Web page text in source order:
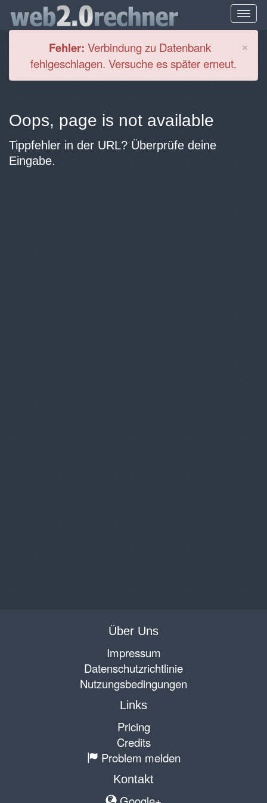
×
Fehler: Verbindung zu Datenbank
fehlgeschlagen. Versuche es später erneut.
Oops, page is not available
Tippfehler in der URL? Überprüfe deine
Eingabe.
Über Uns
Impressum
Datenschutzrichtlinie
Nutzungsbedingungen
Links
Pricing
Credits
Problem melden
Kontakt